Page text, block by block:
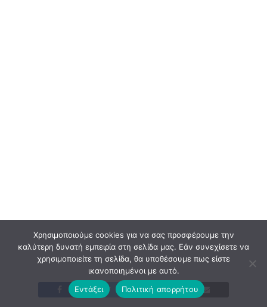
Χρησιμοποιούμε cookies για να σας προσφέρουμε την
καλύτερη δυνατή εμπειρία στη σελίδα μας. Εάν συνεχίσετε να
χρησιμοποιείτε τη σελίδα, θα υποθέσουμε πως είστε
ικανοποιημένοι με αυτό.
Εντάξει
Πολιτική απορρήτου